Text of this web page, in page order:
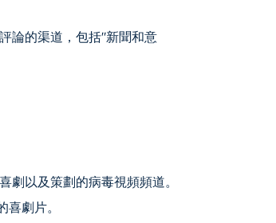
論的渠道，包括"新聞和意
劇以及策劃的病毒視頻頻道。
劇片。